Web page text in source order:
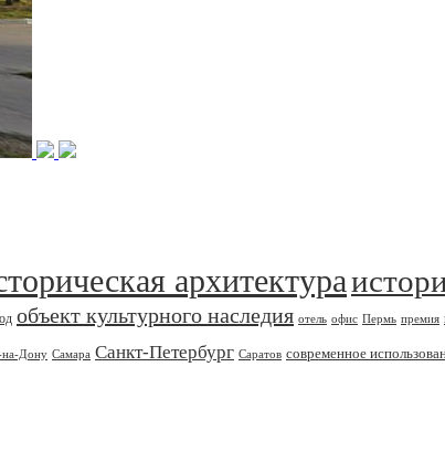
архитектура
объект культурного наследия отель офис Пермь премия
на-Дону Самара Санкт-Петербург Саратов современное